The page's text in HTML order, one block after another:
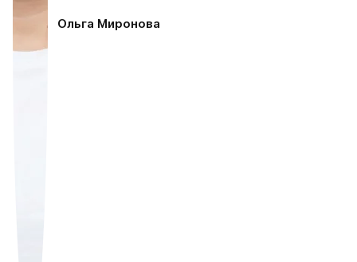
Ольга Миронова